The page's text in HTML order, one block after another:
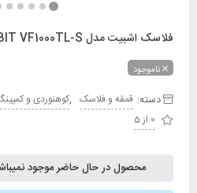
فلاسک اشبیت مدل ESBIT VF1000TL-S گنجایش 1000 میلی لیتر
ناموجود
دسته: قمقه و فلاسک
کوهنوردی و کمپینگ
0 از 5
محصول در حال حاضر موجود نمیباشد